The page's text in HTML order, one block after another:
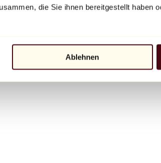
die Sie ihnen bereitgestellt haben
Ablehnen